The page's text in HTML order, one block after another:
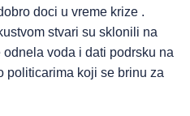
doci u vreme krize .
stvari su sklonili na
voda i dati podrsku na
politicarima koji se brinu za